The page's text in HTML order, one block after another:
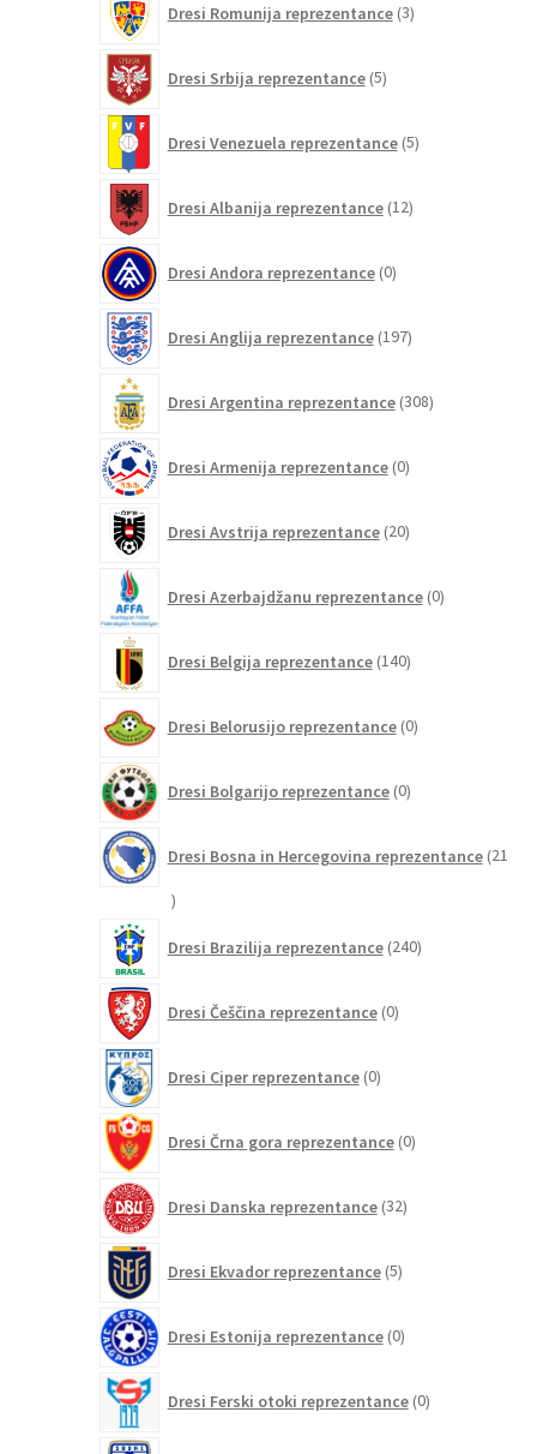
Dresi Romunija reprezentance 3izdelki
Dresi Srbija reprezentance 5izdelkov
Dresi Venezuela reprezentance 5izdelkov
Dresi Albanija reprezentance 12izdelkov
Dresi Andora reprezentance 0izdelkov
Dresi Anglija reprezentance 197izdelkov
Dresi Argentina reprezentance 308izdelkov
Dresi Armenija reprezentance 0izdelkov
Dresi Avstrija reprezentance 20izdelkov
Dresi Azerbajdžanu reprezentance 0izdelkov
Dresi Belgija reprezentance 140izdelkov
Dresi Belorusijo reprezentance 0izdelkov
Dresi Bolgarijo reprezentance 0izdelkov
Dresi Bosna in Hercegovina reprezentance 21
21
Dresi Brazilija reprezentance 240izdelkov
Dresi Češčina reprezentance 0izdelkov
Dresi Ciper reprezentance 0izdelkov
Dresi Črna gora reprezentance 0izdelkov
Dresi Danska reprezentance 32izdelkov
Dresi Ekvador reprezentance 5izdelkov
Dresi Estonija reprezentance 0izdelkov
Dresi Ferski otoki reprezentance 0izdelkov